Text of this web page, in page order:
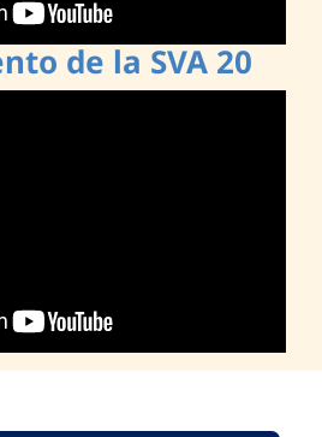
de la SVA 20